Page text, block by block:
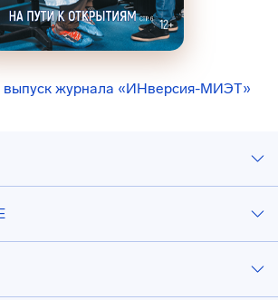
выпуск журнала «ИНверсия-МИЭТ»